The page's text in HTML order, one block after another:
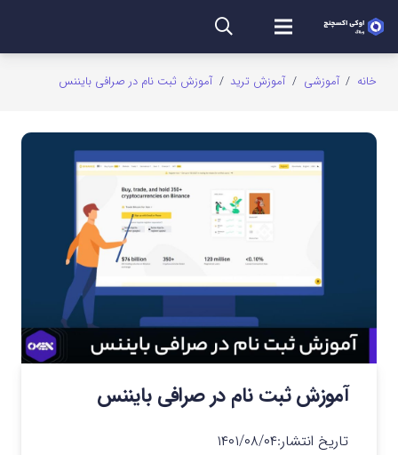
خانه / آموزشی / آموزش ترید / آموزش ثبت نام در صرافی بایننس
آموزش ثبت نام در صرافی بایننس
تاریخ انتشار:۱۴۰۱/۰۸/۰۴